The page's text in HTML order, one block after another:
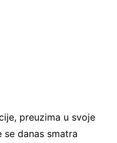
preuzima u svoje
danas smatra